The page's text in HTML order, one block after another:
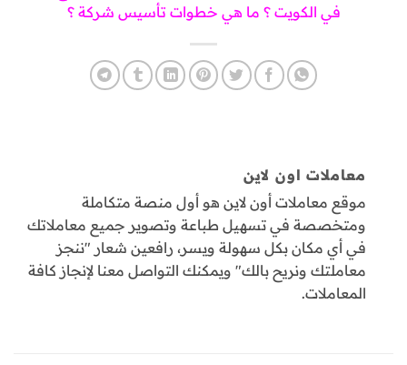
في الكويت ؟ ما هي خطوات تأسيس شركة ؟
معاملات اون لاين
موقع معاملات أون لاين هو أول منصة متكاملة
ومتخصصة في تسهيل طباعة وتصوير جميع معاملاتك
في أي مكان بكل سهولة ويسر، رافعين شعار "ننجز
معاملتك ونريح بالك" ويمكنك التواصل معنا لإنجاز كافة
المعاملات.